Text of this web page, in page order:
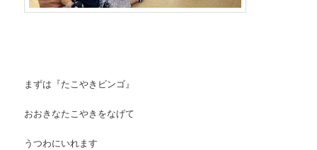
まずは『たこやきビンゴ』
おおきなたこやきをなげて
うつわにいれます